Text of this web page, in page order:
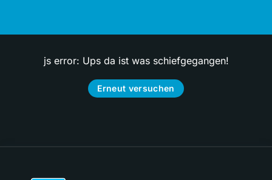
js error: Ups da ist was schiefgegangen!
Erneut versuchen